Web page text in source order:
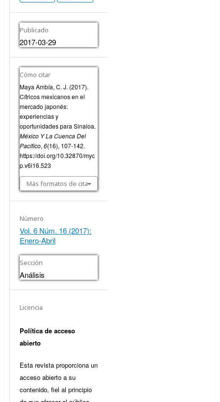
Publicado
2017-03-29
Cómo citar
Maya Ambía, C. J. (2017).
Cítricos mexicanos en el
mercado japonés:
experiencias y
oportunidades para Sinaloa.
México Y La Cuenca Del
Pacífico, 6(16), 107-142.
https://doi.org/10.32870/myc
p.v6i16.523
Más formatos de cita
Número
Vol. 6 Núm. 16 (2017):
Enero-Abril
Sección
Análisis
Licencia
Política de acceso
abierto
Esta revista proporciona un
acceso abierto a su
contenido, fiel al principio